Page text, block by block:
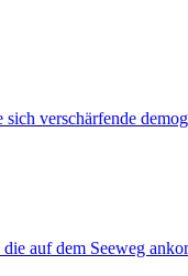
verschärfende
auf dem Seeweg